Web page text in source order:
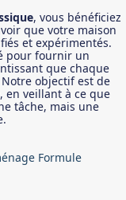
, vous bénéficiez
que votre maison
et expérimentés.
pour fournir un
que chaque
objectif est de
en veillant à ce que
tâche, mais une